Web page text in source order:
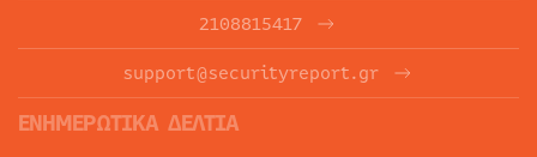
2108815417
support@securityreport.gr
ΕΝΗΜΕΡΩΤΙΚΑ ΔΕΛΤΙΑ